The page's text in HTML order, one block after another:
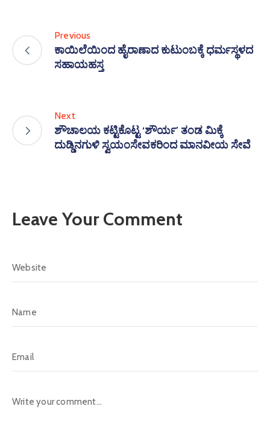
Previous
ಕಾಯಿಲೆಯಿಂದ ಹೈರಾಣಾದ ಕುಟುಂಬಕ್ಕೆ ಧರ್ಮಸ್ಥಳದ
ಸಹಾಯಹಸ್ತ
Next
ಶೌಚಾಲಯ ಕಟ್ಟಿಕೊಟ್ಟ ‘ಶೌರ್ಯ’ ತಂಡ ಮಿಕ್ಕೆ
ದುಡ್ಡಿನಗುಳಿ ಸ್ವಯಂಸೇವಕರಿಂದ ಮಾನವೀಯ ಸೇವೆ
Leave Your Comment